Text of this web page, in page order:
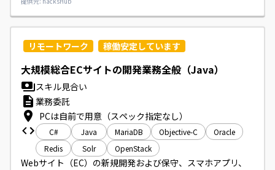
設、キャパシティ管理、開発チームからの問い合わせ対応、
障害対応（アラート確認・対応、開発側とのやり取り、イン
フラ申請）を行っていただきます。
加えて、サーバ要件定義・設計・構築、SSL運用（Route53
へのドメイン追加、ACMによる証明書発行・インストール、
サイト閉鎖対応）、期初合算や月次請求確認、AWSリソース
削除やS3へのデータ移行などクローズ対応、各種会議（週次
定例）への参加も含まれます。
夜間・休日の運用対応や電話対応、限定公開作業での夜間対
応が発生します。
リモートワーク 稼働安定しています
大規模総合ECサイトの開発業務全般（Java）
スキル見合い
業務委託
PCは自前で用意（スペック指定なし）
C# Java MariaDB Objective-C
Oracle
Redis
Solr OpenStack
Webサイト（EC）の新規開発および保守、スマホアプリ、